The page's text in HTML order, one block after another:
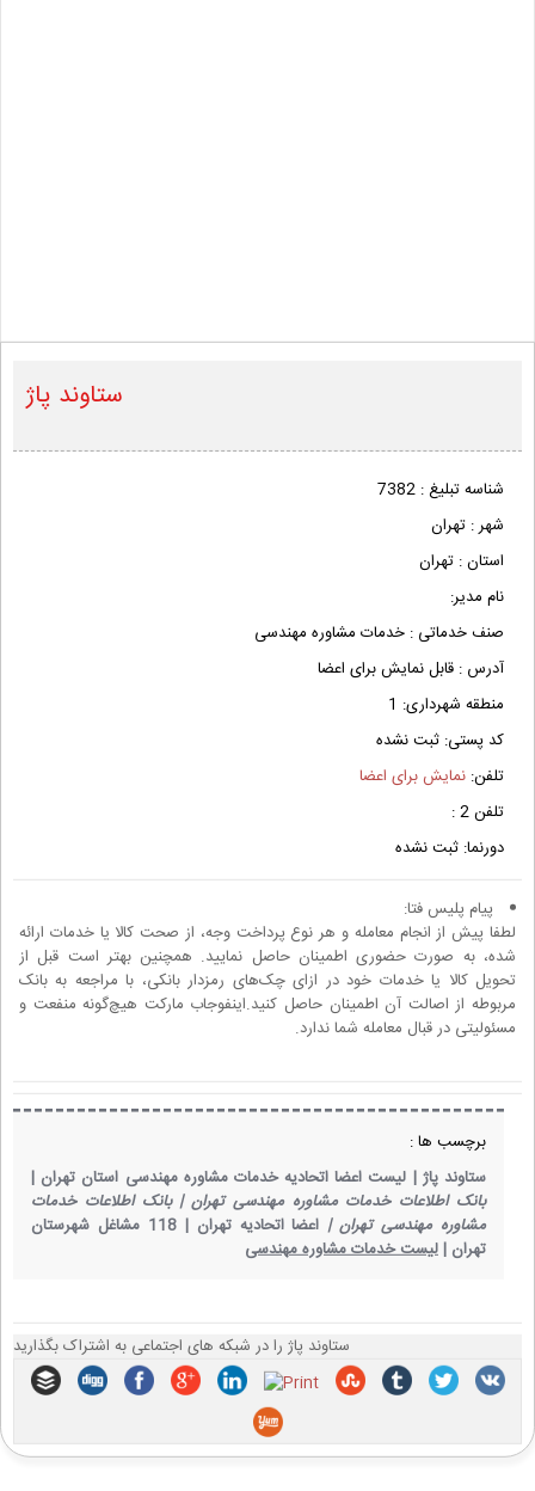
ستاوند پاژ
شناسه تبلیغ : 7382
شهر : تهران
استان : تهران
نام مدیر:
صنف خدماتی : خدمات مشاوره مهندسی
آدرس : قابل نمایش برای اعضا
منطقه شهرداری: 1
کد پستی: ثبت نشده
تلفن: نمایش برای اعضا
تلفن 2 :
دورنما: ثبت نشده
پیام پلیس فتا:
لطفا پیش از انجام معامله و هر نوع پرداخت وجه، از صحت کالا یا خدمات ارائه
شده، به صورت حضوری اطمینان حاصل نمایید. همچنین بهتر است قبل از
تحویل کالا یا خدمات خود در ازای چک‌های رمزدار بانکی، با مراجعه به بانک
مربوطه از اصالت آن اطمینان حاصل کنید.اینفوجاب مارکت هیچ‌گونه منفعت و
مسئولیتی در قبال معامله شما ندارد.
برچسب ها :
ستاوند پاژ | لیست اعضا اتحادیه خدمات مشاوره مهندسی استان تهران |
بانک اطلاعات خدمات مشاوره مهندسی تهران | بانک اطلاعات خدمات
مشاوره مهندسی تهران | اعضا اتحادیه تهران |
118 مشاغل شهرستان
تهران |لیست خدمات مشاوره مهندسی
ستاوند پاژ را در شبکه های اجتماعی به اشتراک بگذارید